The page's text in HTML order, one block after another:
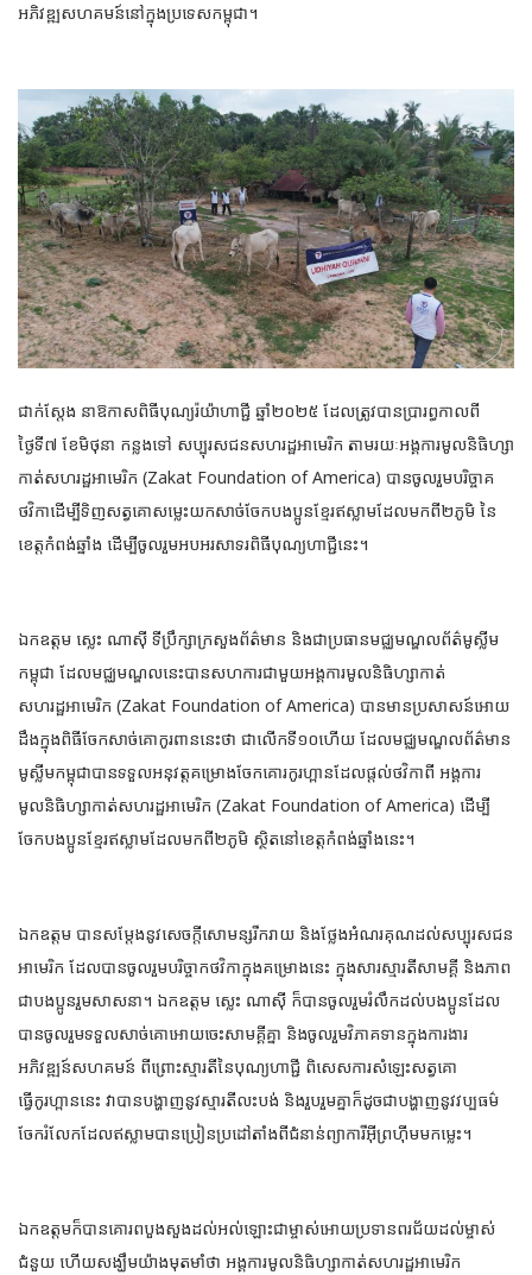
អភិវឌ្ឍសហគមន៍នៅក្នុងប្រទេសកម្ពុជា។
ជាក់ស្តែង នាឱកាសពិធីបុណ្យរ៉យ៉ាហាជ្ជី ឆ្នាំ២០២៥ ដែលត្រូវបានប្រារព្ធកាលពី
ថ្ងៃទី៧ ខែមិថុនា កន្លងទៅ សប្បុរសជនសហរដ្ឋអាមេរិក តាមរយៈអង្គការមូលនិធិហ្សា
កាត់សហរដ្ឋអាមេរិក (Zakat Foundation of America) បានចូលរួមបរិច្ចាគ
ថវិកាដើម្បីទិញសត្វគោសម្លេះយកសាច់ចែកបងប្អូនខ្មែរឥស្លាមដែលមកពី២ភូមិ នៃ
ខេត្តកំពង់ឆ្នាំង ដើម្បីចូលរួមអបអរសាទរពិធីបុណ្យហាជ្ជីនេះ។
ឯកឧត្តម ស្លេះ ណាស៊ី ទីប្រឹក្សាក្រសួងព័ត៌មាន និងជាប្រធានមជ្ឈមណ្ឌលព័ត៌មូស្លីម
កម្ពុជា ដែលមជ្ឈមណ្ឌលនេះបានសហការជាមួយអង្គការមូលនិធិហ្សាកាត់
សហរដ្ឋអាមេរិក (Zakat Foundation of America) បានមានប្រសាសន៍អោយ
ដឹងក្នុងពិធីចែកសាច់គោកូរពាននេះថា ជាលើកទី១០ហើយ ដែលមជ្ឈមណ្ឌលព័ត៌មាន
មូស្លីមកម្ពុជាបានទទួលអនុវត្តគម្រោងចែកគោរកូរហ្ពានដែលផ្តល់ថវិកាពី អង្គការ
មូលនិធិហ្សាកាត់សហរដ្ឋអាមេរិក (Zakat Foundation of America) ដើម្បី
ចែកបងប្អូនខ្មែរឥស្លាមដែលមកពី២ភូមិ ស្ថិតនៅខេត្តកំពង់ឆ្នាំងនេះ។
ឯកឧត្តម បានសម្តែងនូវសេចក្តីសោមន្សរីករាយ និងថ្លែងអំណរគុណដល់សប្បុរសជន
អាមេរិក ដែលបានចូលរួមបរិច្ចាកថវិកាក្នុងគម្រោងនេះ ក្នុងសារស្មារតីសាមគ្គី និងភាព
ជាបងប្អូនរួមសាសនា។ ឯកឧត្តម ស្លេះ ណាស៊ី ក៏បានចូលរួមរំលឹកដល់បងប្អូនដែល
បានចូលរួមទទួលសាច់គោអោយចេះសាមគ្គីគ្នា និងចូលរួមវិភាគទានក្នុងការងារ
អភិវឌ្ឍន៍សហគមន៍ ពីព្រោះស្មារតីនៃបុណ្យហាជ្ជី ពិសេសការសំឡេះសត្វគោ
ធ្វើកូរហ្ពាននេះ វាបានបង្ហាញនូវស្មារតីលះបង់ និងរួបរួមគ្នាក៏ដូចជាបង្ហាញនូវវប្បធម៌
ចែករំលែកដែលឥស្លាមបានប្រៀនប្រដៅតាំងពីជំនាន់ព្យាការីអ៊ីព្រហ៊ីមមកម្លេះ។
ឯកឧត្តមក៏បានគោរពបួងសួងដល់អល់ឡោះជាម្ចាស់អោយប្រទានពរជ័យដល់ម្ចាស់
ជំនួយ ហើយសង្ឃឹមយ៉ាងមុតមាំថា អង្គការមូលនិធិហ្សាកាត់សហរដ្ឋអាមេរិក